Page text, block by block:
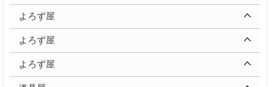
よろず屋
よろず屋
よろず屋